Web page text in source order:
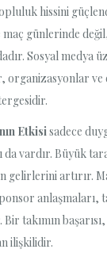
hissini
günlerinde
Sosyal medya
organizasyonlar
Etkisisadece
da vardır. Büyük
gelirlerini artırır.
anlaşmaları,
takımın
ilişkilidir.